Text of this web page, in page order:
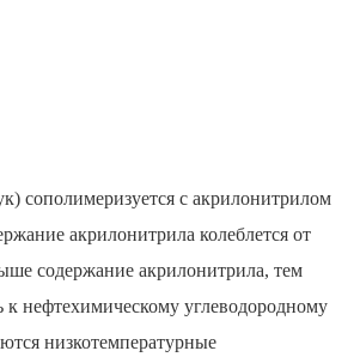
сополимеризуется с акрилонитрилом
акрилонитрила колеблется от
содержание акрилонитрила, тем
к нефтехимическому углеводородному
низкотемпературные